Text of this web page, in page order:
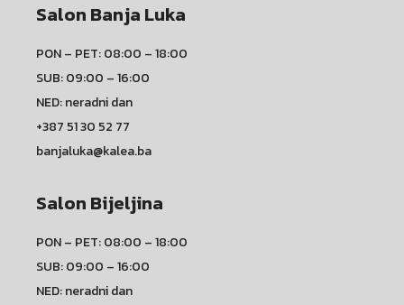
Salon Banja Luka
PON – PET: 08:00 – 18:00
SUB: 09:00 – 16:00
NED: neradni dan
+387 51 30 52 77
banjaluka@kalea.ba
Salon Bijeljina
PON – PET: 08:00 – 18:00
SUB: 09:00 – 16:00
NED: neradni dan